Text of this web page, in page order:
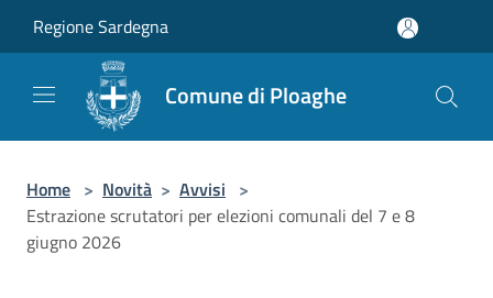
Regione Sardegna
Comune di Ploaghe
Home > Novità > Avvisi >
Estrazione scrutatori per elezioni comunali del 7 e 8
giugno 2026